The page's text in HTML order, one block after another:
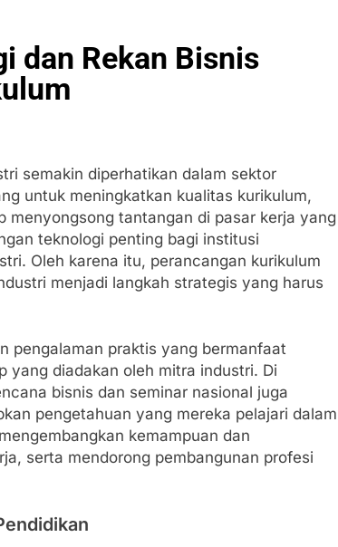
dan Rekan Bisnis
semakin diperhatikan dalam sektor
untuk meningkatkan kualitas kurikulum,
tantangan di pasar kerja yang
teknologi penting bagi institusi
Oleh karena itu, perancangan kurikulum
menjadi langkah strategis yang harus
pengalaman praktis yang bermanfaat
yang diadakan oleh mitra industri. Di
bisnis dan seminar nasional juga
pengetahuan yang mereka pelajari dalam
kemampuan dan
serta mendorong pembangunan profesi